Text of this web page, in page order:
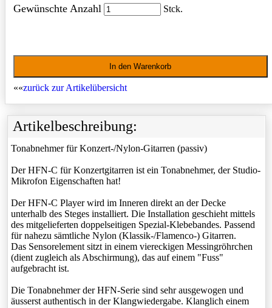
Gewünschte Anzahl Stck.
««zurück zur Artikelübersicht
Artikelbeschreibung:
Tonabnehmer für Konzert-/Nylon-Gitarren (passiv)
Der HFN-C für Konzertgitarren ist ein Tonabnehmer, der Studio-
Mikrofon Eigenschaften hat!
Der HFN-C Player wird im Inneren direkt an der Decke
unterhalb des Steges installiert. Die Installation geschieht mittels
des mitgelieferten doppelseitigen Spezial-Klebebandes. Passend
für nahezu sämtliche Nylon (Klassik-/Flamenco-) Gitarren.
Das Sensorelement sitzt in einem viereckigen Messingröhrchen
(dient zugleich als Abschirmung), das auf einem "Fuss"
aufgebracht ist.
Die Tonabnehmer der HFN-Serie sind sehr ausgewogen und
äusserst authentisch in der Klangwiedergabe. Klanglich einem